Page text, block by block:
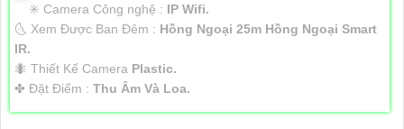
✳️ Camera Công nghệ : IP Wifi.
🌜 Xem Được Ban Đêm : Hồng Ngoại 25m Hồng Ngoại Smart
IR.
🐜 Thiết Kế Camera Plastic.
️✤ Đặt Điểm : Thu Âm Và Loa.